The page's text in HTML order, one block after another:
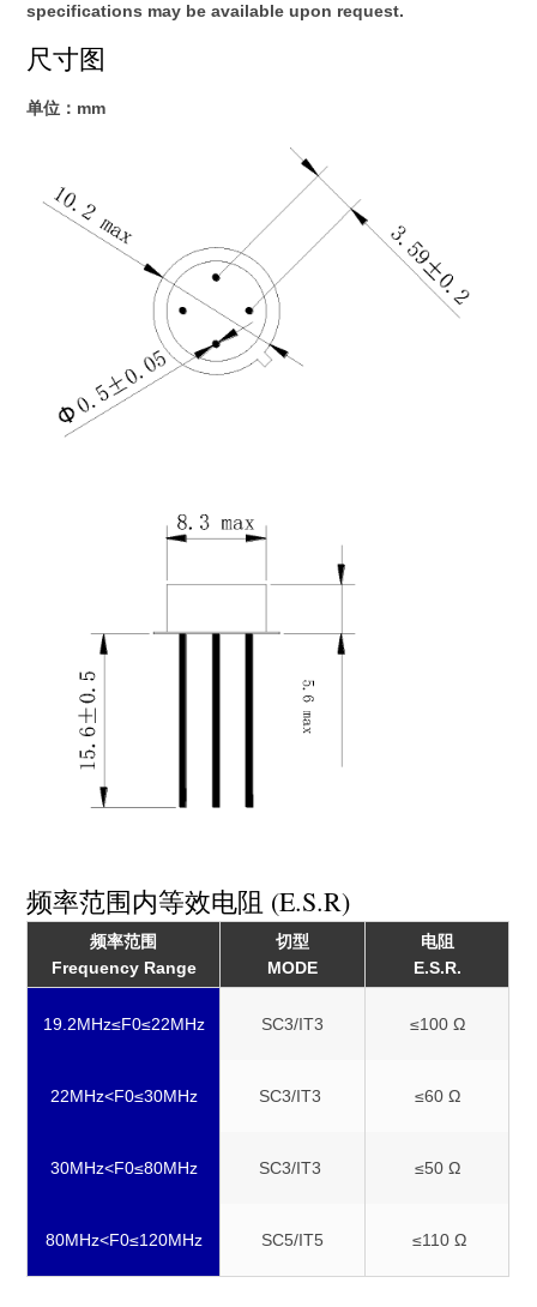
specifications may be available upon request.
尺寸图
单位：mm
频率范围内等效电阻 (E.S.R)
频率范围
Frequency Range
切型
MODE
电阻
E.S.R.
19.2MHz≤F0≤22MHz SC3/IT3 ≤100 Ω
22MHz<F0≤30MHz SC3/IT3 ≤60 Ω
30MHz<F0≤80MHz SC3/IT3 ≤50 Ω
80MHz<F0≤120MHz SC5/IT5 ≤110 Ω